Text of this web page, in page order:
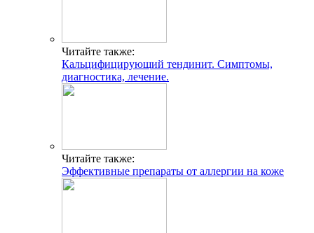
Читайте также:
Кальцифицирующий тендинит. Симптомы,
диагностика, лечение.
Читайте также:
Эффективные препараты от аллергии на коже